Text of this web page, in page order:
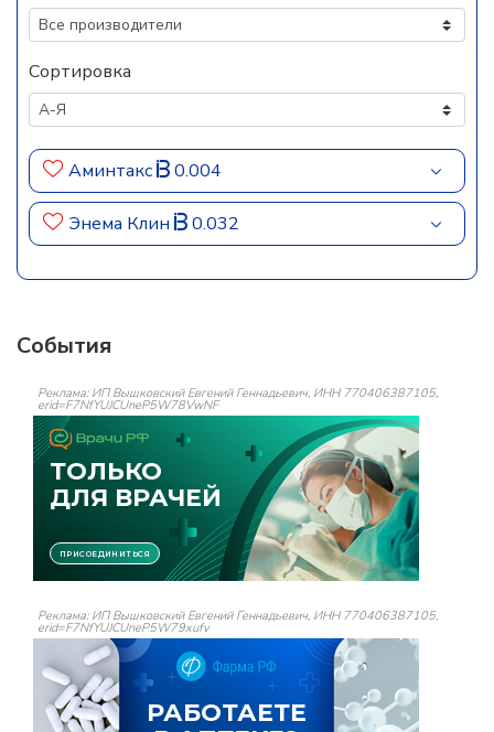
Сортировка
Аминтакс 0.004
Энема Клин 0.032
События
Реклама: ИП Вышковский Евгений Геннадьевич, ИНН 770406387105,
erid=F7NfYUJCUneP5W78VwNF
Реклама: ИП Вышковский Евгений Геннадьевич, ИНН 770406387105,
erid=F7NfYUJCUneP5W79xufv